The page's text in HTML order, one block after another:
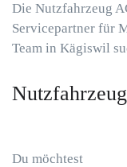
Die Nutzfahrzeug
Service­partner für
Team in Kägiswil
Du möchtest